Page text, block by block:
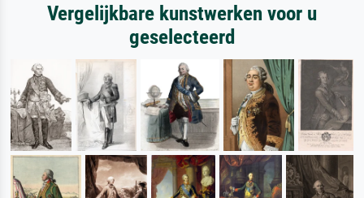
Vergelijkbare kunstwerken voor u
geselecteerd